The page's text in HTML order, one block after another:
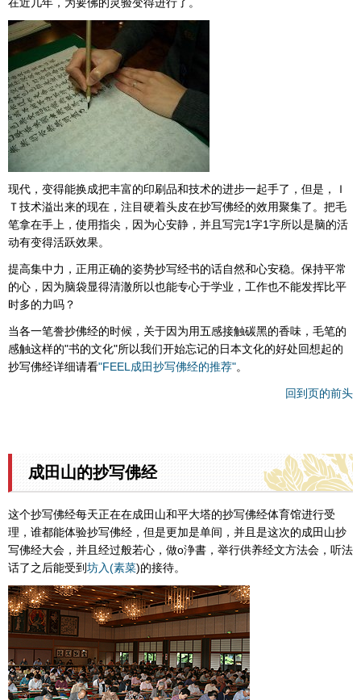
现代，变得能换成把丰富的印刷品和技术的进步一起手了，但是，Ｉ
Ｔ技术溢出来的现在，注目硬着头皮在抄写佛经的效用聚集了。把毛
笔拿在手上，使用指尖，因为心安静，并且写完1字1字所以是脑的活
动有变得活跃效果。
提高集中力，正用正确的姿势抄写经书的话自然和心安稳。保持平常
的心，因为脑袋显得清澈所以也能专心于学业，工作也不能发挥比平
时多的力吗？
当各一笔誊抄佛经的时候，关于因为用五感接触碳黑的香味，毛笔的
感触这样的"书的文化"所以我们开始忘记的日本文化的好处回想起的
抄写佛经详细请看"FEEL成田抄写佛经的推荐"。
回到页的前头
成田山的抄写佛经
这个抄写佛经每天正在在成田山和平大塔的抄写佛经体育馆进行受
理，谁都能体验抄写佛经，但是更加是单间，并且是这次的成田山抄
写佛经大会，并且经过般若心，做o浄書，举行供养经文方法会，听法
话了之后能受到坊入(素菜)的接待。